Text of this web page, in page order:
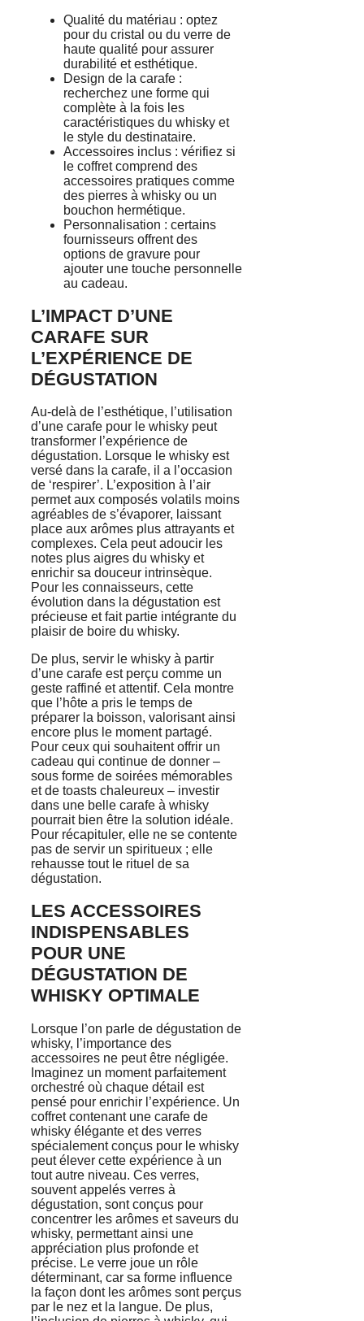
Qualité du matériau : optez
pour du cristal ou du verre de
haute qualité pour assurer
durabilité et esthétique.
Design de la carafe :
recherchez une forme qui
complète à la fois les
caractéristiques du whisky et
le style du destinataire.
Accessoires inclus : vérifiez si
le coffret comprend des
accessoires pratiques comme
des pierres à whisky ou un
bouchon hermétique.
Personnalisation : certains
fournisseurs offrent des
options de gravure pour
ajouter une touche personnelle
au cadeau.
L’IMPACT D’UNE
CARAFE SUR
L’EXPÉRIENCE DE
DÉGUSTATION
Au-delà de l’esthétique, l’utilisation
d’une carafe pour le whisky peut
transformer l’expérience de
dégustation. Lorsque le whisky est
versé dans la carafe, il a l’occasion
de ‘respirer’. L’exposition à l’air
permet aux composés volatils moins
agréables de s’évaporer, laissant
place aux arômes plus attrayants et
complexes. Cela peut adoucir les
notes plus aigres du whisky et
enrichir sa douceur intrinsèque.
Pour les connaisseurs, cette
évolution dans la dégustation est
précieuse et fait partie intégrante du
plaisir de boire du whisky.
De plus, servir le whisky à partir
d’une carafe est perçu comme un
geste raffiné et attentif. Cela montre
que l’hôte a pris le temps de
préparer la boisson, valorisant ainsi
encore plus le moment partagé.
Pour ceux qui souhaitent offrir un
cadeau qui continue de donner –
sous forme de soirées mémorables
et de toasts chaleureux – investir
dans une belle carafe à whisky
pourrait bien être la solution idéale.
Pour récapituler, elle ne se contente
pas de servir un spiritueux ; elle
rehausse tout le rituel de sa
dégustation.
LES ACCESSOIRES
INDISPENSABLES
POUR UNE
DÉGUSTATION DE
WHISKY OPTIMALE
Lorsque l’on parle de dégustation de
whisky, l’importance des
accessoires ne peut être négligée.
Imaginez un moment parfaitement
orchestré où chaque détail est
pensé pour enrichir l’expérience. Un
coffret contenant une carafe de
whisky élégante et des verres
spécialement conçus pour le whisky
peut élever cette expérience à un
tout autre niveau. Ces verres,
souvent appelés verres à
dégustation, sont conçus pour
concentrer les arômes et saveurs du
whisky, permettant ainsi une
appréciation plus profonde et
précise. Le verre joue un rôle
déterminant, car sa forme influence
la façon dont les arômes sont perçus
par le nez et la langue. De plus,